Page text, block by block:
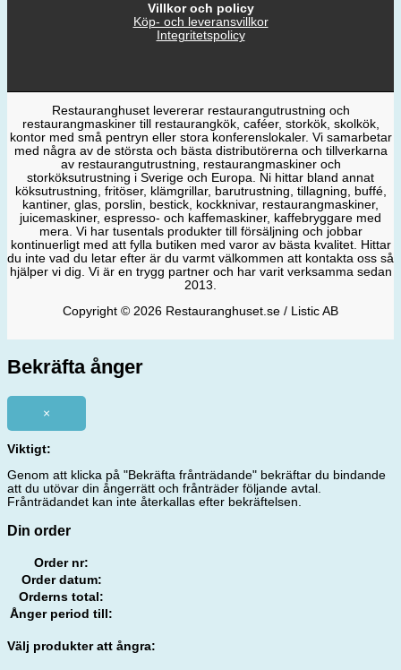
Villkor och policy
Köp- och leveransvillkor
Integritetspolicy
Restauranghuset levererar restaurangutrustning och
restaurangmaskiner till restaurangkök, caféer, storkök, skolkök,
kontor med små pentryn eller stora konferenslokaler. Vi samarbetar
med några av de största och bästa distributörerna och tillverkarna
av restaurangutrustning, restaurangmaskiner och
storköksutrustning i Sverige och Europa. Ni hittar bland annat
köksutrustning, fritöser, klämgrillar, barutrustning, tillagning, buffé,
kantiner, glas, porslin, bestick, kockknivar, restaurangmaskiner,
juicemaskiner, espresso- och kaffemaskiner, kaffebryggare med
mera. Vi har tusentals produkter till försäljning och jobbar
kontinuerligt med att fylla butiken med varor av bästa kvalitet. Hittar
du inte vad du letar efter är du varmt välkommen att kontakta oss så
hjälper vi dig. Vi är en trygg partner och har varit verksamma sedan
2013.
Copyright © 2026 Restauranghuset.se / Listic AB
Bekräfta ånger
×
Viktigt:
Genom att klicka på "Bekräfta frånträdande" bekräftar du bindande
att du utövar din ångerrätt och frånträder följande avtal.
Frånträdandet kan inte återkallas efter bekräftelsen.
Din order
Order nr:
Order datum:
Orderns total:
Ånger period till:
Välj produkter att ångra: